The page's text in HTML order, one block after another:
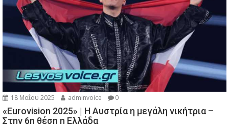
18 Μαΐου 2025 adminvoice 0
«Eurovision 2025» | Η Αυστρία η μεγάλη νικήτρια –
Στην 6η θέση η Ελλάδα